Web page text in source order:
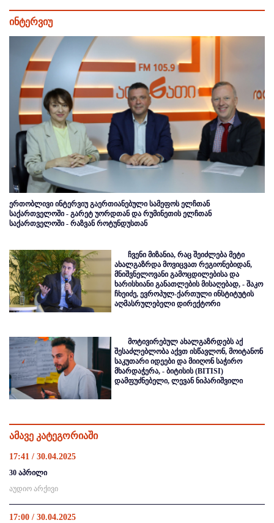
ინტერვიუ
ერთობლივი ინტერვიუ გაერთიანებული სამეფოს ელჩთან
საქართველოში - გარეტ უორდთან და რუმინეთის ელჩთან
საქართველოში - რაზვან როტუნდუსთან
ჩვენი მიზანია, რაც შეიძლება მეტი
ახალგაზრდა მოვიცვათ რეგიონებიდან,
მნიშვნელოვანი გამოცდილებისა და
ხარისხიანი განათლების მისაღებად, - შაკო
ჩხეიძე, ევროპულ-ქართული ინსტიტუტის
აღმასრულებელი დირექტორი
მოტივირებულ ახალგაზრდებს აქ
შესაძლებლობა აქვთ ისწავლონ, მოიტანონ
საკუთარი იდეები და მიიღონ საჭირო
მხარდაჭერა, - ბიტისის (BITISI)
დამფუძნებელი, ლევან ნიპარიშვილი
ამავე კატეგორიაში
17:41 / 30.04.2025
30 აპრილი
აუდიო არქივი
17:00 / 30.04.2025